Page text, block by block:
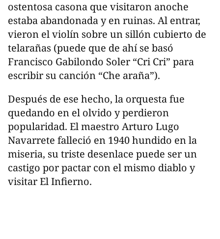
ostentosa casona que visitaron anoche
estaba abandonada y en ruinas. Al entrar,
vieron el violín sobre un sillón cubierto de
telarañas (puede que de ahí se basó
Francisco Gabilondo Soler “Cri Cri” para
escribir su canción “Che araña”).
Después de ese hecho, la orquesta fue
quedando en el olvido y perdieron
popularidad. El maestro Arturo Lugo
Navarrete falleció en 1940 hundido en la
miseria, su triste desenlace puede ser un
castigo por pactar con el mismo diablo y
visitar El Infierno.